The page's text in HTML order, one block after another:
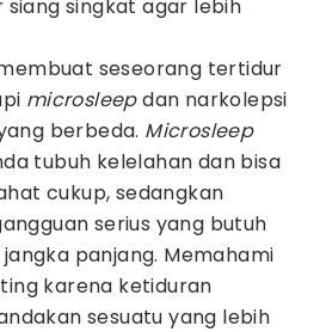
singkat agar lebih
seseorang tertidur
microsleepdan narkolepsi
berbeda. Microsleep
tubuh kelelahan dan bisa
cukup, sedangkan
serius yang butuh
panjang. Memahami
karena ketiduran
sesuatu yang lebih